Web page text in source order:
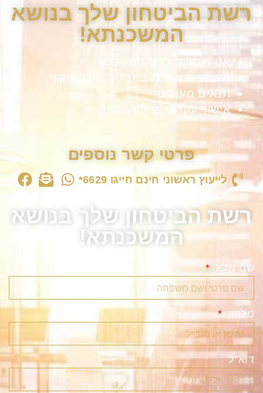
רשת הביטחון שלך בנושא
המשכנתא!
אנו חוסכים לכם המון כסף
משתפים אתכם בתהליך, הכל שקוף
תנאים מעולים
אישור עקרוני בהליך מהיר
פרטי קשר נוספים
לייעוץ ראשוני חינם חייגו 6629*
רשת הביטחון שלך בנושא
המשכנתא!
שם מלא
טלפון
דוא"ל